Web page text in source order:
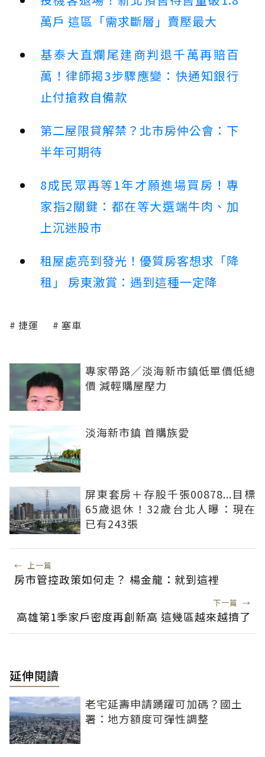
萬戶 這區「需求斷層」賣壓最大
基泰大直爛尾建商判退千萬再賠百
萬！律師揭3步驟應變：快通知銀行
止付搶救自備款
第二屋限貸解禁？北市房仲公會：下
半年可期待
8成民眾再等1年才願進場買房！專
家指2關鍵：都在等大選端牛肉、加
上沉迷股市
租屋處亮到發光！優質房客想求「降
租」 房東激賞：遇到這種一定降
捷運 塞車
專家帶路／淡海新市鎮低單價低總
價 減輕購屋壓力
淡海新市鎮 首購族愛
屏東套房＋存股千張00878...目標
65歲退休！32歲台北人曝：現在
已有243張
← 上一篇
房市管控政策如何走？ 楊金龍：就到這裡
下一篇 →
高雄第1季家戶密度再創新高 這幾區越來越擠了
延伸閱讀
老宅延壽申請踴躍可加碼？國土
署：地方額度可彈性調整